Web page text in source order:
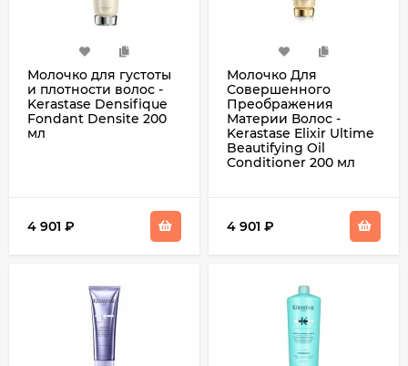
Молочко для густоты
и плотности волос -
Kerastase Densifique
Fondant Densite 200
мл
4 901 ₽
Молочко Для
Совершенного
Преображения
Материи Волос -
Kerastase Elixir Ultime
Beautifying Oil
Conditioner 200 мл
4 901 ₽